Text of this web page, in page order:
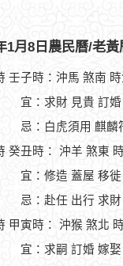
1月8日農民曆/老
壬子時：沖馬 煞南
宜：求財 見貴 訂
忌：白虎須用 麒麟
癸丑時： 沖羊 煞東
宜：修造 蓋屋 移
忌：赴任 出行 求
甲寅時： 沖猴 煞北
宜：求嗣 訂婚 嫁